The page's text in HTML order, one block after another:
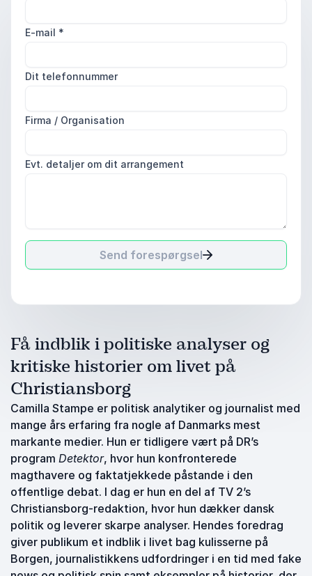
E-mail *
Dit telefonnummer
Firma / Organisation
Evt. detaljer om dit arrangement
Send forespørgsel
Få indblik i politiske analyser og
kritiske historier om livet på
Christiansborg
Camilla Stampe er politisk analytiker og journalist med
mange års erfaring fra nogle af Danmarks mest
markante medier. Hun er tidligere vært på DR’s
program Detektor, hvor hun konfronterede
magthavere og faktatjekkede påstande i den
offentlige debat. I dag er hun en del af TV 2’s
Christiansborg-redaktion, hvor hun dækker dansk
politik og leverer skarpe analyser. Hendes foredrag
giver publikum et indblik i livet bag kulisserne på
Borgen, journalistikkens udfordringer i en tid med fake